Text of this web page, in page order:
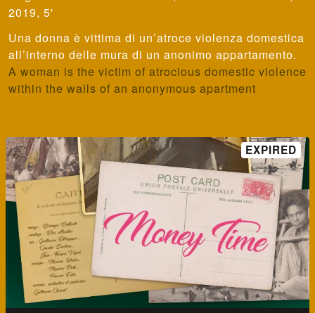
2019, 5'
Una donna è vittima di un’atroce violenza domestica
all’interno delle mura di un anonimo appartamento.
A woman is the victim of atrocious domestic violence
within the walls of an anonymous apartment